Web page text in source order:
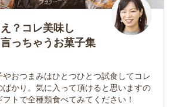
？コレ美味し
っちゃうお菓子集
おつまみはひとつひとつ試食してコレ
ばかり。気に入って頂けると思いますの
トで全種類食べてみてください！